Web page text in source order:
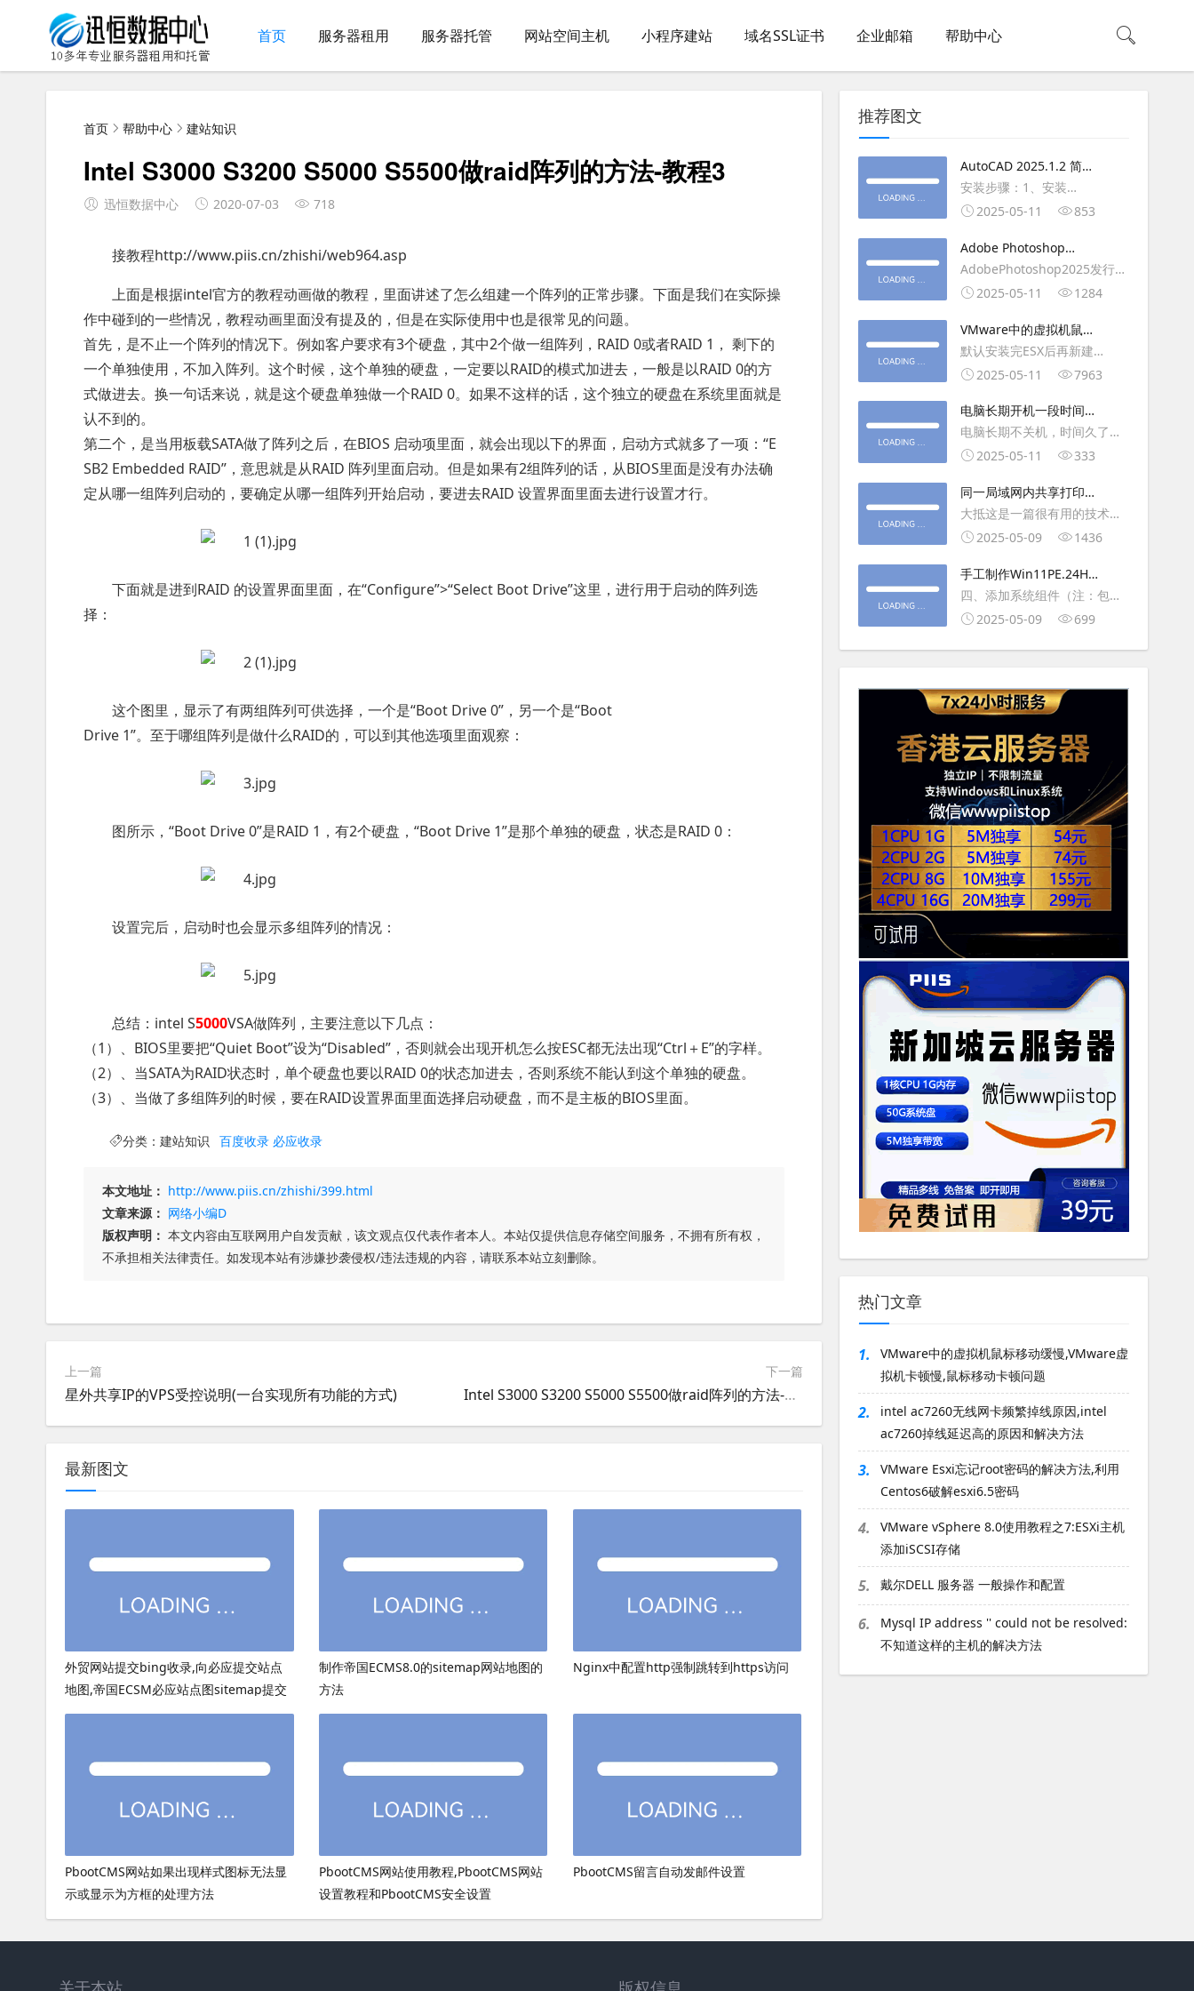
首页 服务器租用 服务器托管 网站空间主机 小程序建站 域名SSL证书 企业邮箱 帮助中心
首页 帮助中心 建站知识
Intel S3000 S3200 S5000 S5500做raid阵列的方法-教程3
迅恒数据中心 2020-07-03 718
接教程http://www.piis.cn/zhishi/web964.asp
上面是根据intel官方的教程动画做的教程，里面讲述了怎么组建一个阵列的正常步骤。下面是我们在实际操
作中碰到的一些情况，教程动画里面没有提及的，但是在实际使用中也是很常见的问题。
首先，是不止一个阵列的情况下。例如客户要求有3个硬盘，其中2个做一组阵列，RAID 0或者RAID 1， 剩下的
一个单独使用，不加入阵列。这个时候，这个单独的硬盘，一定要以RAID的模式加进去，一般是以RAID 0的方
式做进去。换一句话来说，就是这个硬盘单独做一个RAID 0。如果不这样的话，这个独立的硬盘在系统里面就是
认不到的。
第二个，是当用板载SATA做了阵列之后，在BIOS 启动项里面，就会出现以下的界面，启动方式就多了一项：“E
SB2 Embedded RAID”，意思就是从RAID 阵列里面启动。但是如果有2组阵列的话，从BIOS里面是没有办法确
定从哪一组阵列启动的，要确定从哪一组阵列开始启动，要进去RAID 设置界面里面去进行设置才行。
下面就是进到RAID 的设置界面里面，在“Configure”>“Select Boot Drive”这里，进行用于启动的阵列选
择：
这个图里，显示了有两组阵列可供选择，一个是“Boot Drive 0”，另一个是“Boot
Drive 1”。至于哪组阵列是做什么RAID的，可以到其他选项里面观察：
图所示，“Boot Drive 0”是RAID 1，有2个硬盘，“Boot Drive 1”是那个单独的硬盘，状态是RAID 0：
设置完后，启动时也会显示多组阵列的情况：
总结：intel S5000VSA做阵列，主要注意以下几点：
（1）、BIOS里要把“Quiet Boot”设为“Disabled”，否则就会出现开机怎么按ESC都无法出现“Ctrl＋E”的字样。
（2）、当SATA为RAID状态时，单个硬盘也要以RAID 0的状态加进去，否则系统不能认到这个单独的硬盘。
（3）、当做了多组阵列的时候，要在RAID设置界面里面选择启动硬盘，而不是主板的BIOS里面。
分类： 建站知识 百度收录 必应收录
本文地址： http://www.piis.cn/zhishi/399.html
文章来源： 网络小编D
版权声明： 本文内容由互联网用户自发贡献，该文观点仅代表作者本人。本站仅提供信息存储空间服务，不拥有所有权，
不承担相关法律责任。如发现本站有涉嫌抄袭侵权/违法违规的内容，请联系本站立刻删除。
上一篇
星外共享IP的VPS受控说明(一台实现所有功能的方式)
下一篇
Intel S3000 S3200 S5000 S5500做raid阵列的方法-教程2
最新图文
外贸网站提交bing收录,向必应提交站点
地图,帝国ECSM必应站点图sitemap提交
制作帝国ECMS8.0的sitemap网站地图的
方法
Nginx中配置http强制跳转到https访问
PbootCMS网站如果出现样式图标无法显
示或显示为方框的处理方法
PbootCMS网站使用教程,PbootCMS网站
设置教程和PbootCMS安全设置
PbootCMS留言自动发邮件设置
推荐图文
AutoCAD 2025.1.2 简体
中文版（64位）破解版下
载
安装步骤：1、安装
AutoCAD_2025.1.2_Update3、
复制Crack里面的文件到
AutoCAD安装目录里，覆盖同
名文件4、完最低
2025-05-11 853
Adobe Photoshop
2025（v26.6.1）多语言
破解版下载
AdobePhotoshop2025发行
年：2025版本：26.6.1.7开发
平台：WindowsX64界面语
言：英语/匈牙利/匈牙利/越南/
荷兰/印尼/西班牙/西班牙语/意
大利
2025-05-11 1284
VMware中的虚拟机鼠标
移动缓慢,VMware虚拟机
卡顿慢,鼠标移动卡顿问题
默认安装完ESX后再新建
WINDOWS虚拟主机，如
操作虚拟主机，鼠标会非常
钝，这是因为虚拟机没有鼠标
驱动，通过安装vmwaretool后
就可以解决此问
2025-05-11 7963
电脑长期开机一段时间就
卡顿怎么处理
电脑长期不关机，时间久了就
会一直卡，CPU和内存都没占
久，打开任务管理器5秒钟。一
般重启下电脑就可以了或重启
下资源管理器(explorer.exe进
程).
2025-05-11 333
同一局域网内共享打印机
的连接及相关问题解决方
法
大抵这是一篇很有用的技术教
程文章吧！涉及的内容普遍而
不自觉地点赞收藏吧~包含内容
有：共享前的准备工作在设置
打印机共享之前，你得先确保
两台电脑
2025-05-09 1436
手工制作Win11PE.24H2
LTSC2024详细教程2
四、添加系统组件（注：包含
DWM、BitLocker解锁、MMC
第5卷提取以下文件到BOOT文
件夹：;DWM桌面窗口管理器
2025-05-09 699
热门文章
1.
VMware中的虚拟机鼠标移动缓慢,VMware虚
拟机卡顿慢,鼠标移动卡顿问题
2.
intel ac7260无线网卡频繁掉线原因,intel
ac7260掉线延迟高的原因和解决方法
3.
VMware Esxi忘记root密码的解决方法,利用
Centos6破解esxi6.5密码
4.
VMware vSphere 8.0使用教程之7:ESXi主机
添加iSCSI存储
5. 戴尔DELL 服务器 一般操作和配置
6.
Mysql IP address '' could not be resolved:
不知道这样的主机的解决方法